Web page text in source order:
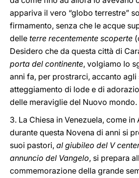
appariva il vero “globo terrestre”
firmamento, senza che le acque
delle terre recentemente scoperte
Desidero che da questa città di
porta del continente, volgiamo lo
anni fa, per prostrarci, accanto
atteggiamento di lode e di
delle meraviglie del Nuovo mondo.
3. La Chiesa in Venezuela, come in
durante questa Novena di anni si
suoi pastori, al giubileo del V
annuncio del Vangelo, si prepara
commemorazione della grande